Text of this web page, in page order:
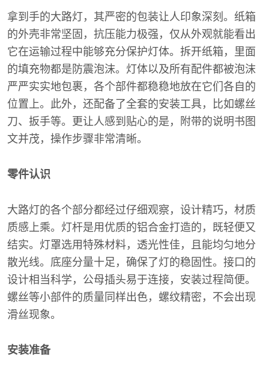
拿到手的大路灯，其严密的包装让人印象深刻。纸箱
的外壳非常坚固，抗压能力极强，仅从外观就能看出
它在运输过程中能够充分保护灯体。拆开纸箱，里面
的填充物都是防震泡沫。灯体以及所有配件都被泡沫
严严实实地包裹，各个部件都稳稳地放在它们各自的
位置上。此外，还配备了全套的安装工具，比如螺丝
刀、扳手等。更让人感到贴心的是，附带的说明书图
文并茂，操作步骤非常清晰。
零件认识
大路灯的各个部分都经过仔细观察，设计精巧，材质
质感上乘。灯杆是用优质的铝合金打造的，既轻便又
结实。灯罩选用特殊材料，透光性佳，且能均匀地分
散光线。底座分量十足，确保了灯的稳固性。接口的
设计相当科学，公母插头易于连接，安装过程简便。
螺丝等小部件的质量同样出色，螺纹精密，不会出现
滑丝现象。
安装准备